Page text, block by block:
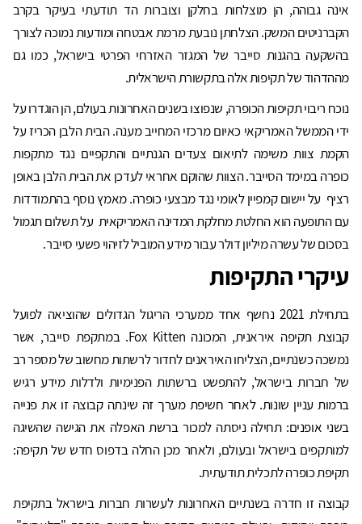
אינה גבוהה, הן מוצלחות בחלקן וצוברות הד תודעתי בעיקר בקרב
הקברניטים המשק. הצלחתן נובעת מרמת אבטחה ומודעות נמוכה לצורך
בהשקעה בהגנות סייבר של המגזר האזרחי הפרטי בישראל, כמו גם
מההדהוד של תקיפות אלה בתקשורת הישראלית.
נוכח ריבוי תקיפות הכופרה, שנפוצו בשנים האחרונות בעולם, הן הוגדרו על
ידי הממשל האמריקאי כאיום מרכזי המחייב מענה. הבית הלבן הכריז על
הקמת צוות משימה לתיאום צעדים הגנתיים והתקפיים נגד מתקפות
כופרה במימד הסייבר. הצוות שהוקם אחראי לעדכן את הבית הלבן באופן
רציף על יישום קמפיין לאומי נגד מבצעי כופרה. מאמץ נוסף בהתמודדות
עם התופעה הוא החלטת מחלקת המדינה האמריקאית על תשלום תגמול
בסכום של עשרה מיליון דולר עבור מידע המוביל לזיהוי פשעי סייבר.
עיקרי התקיפות
בתחילת 2021 נחשף אחד ממערכי הריגול הגדולים שהוציאה לפועל
קבוצת תקיפה איראנית, המכונה Fox Kitten. במתקפת סייבר, אשר
נמשכה כשנתיים, הצליחו האיראנים לחדור לרשתות מחשוב של מספר רב
של חברות בישראל, להתפשט ברשתות הפנימיות ולדלות מידע רגיש
ברמות עניין שונות. לאחר חשיפת מערך זה שינתה קבוצה זו את פנייה
בשני אופנים: תחילה ניסתה למכור ברשת האפלה את הגישה שהשיגה
למותקפים בישראל ובעולם, ולאחר מכן החלה בדפוס חדש של תקיפה:
תקיפת כופרה לתכלית תודעתית.
קבוצה זו חדרה בשנתיים האחרונות לעשרות חברות בישראל בתקיפת